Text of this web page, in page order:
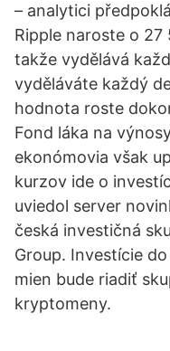
– analytici
Ripple naroste o
takže vydělává
vyděláváte každý
hodnota roste
Fond láka na
ekonómovia však
kurzov ide o
uviedol server
česká investičná
Group. Investície
mien bude riadiť
kryptomeny.